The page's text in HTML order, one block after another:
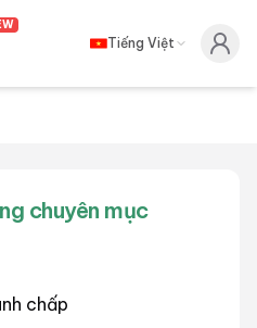
Tiếng Việt
chuyên mục
chấp